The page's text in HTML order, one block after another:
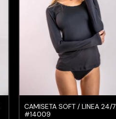
CAMISETA SOFT / LINEA 24/7
#14009